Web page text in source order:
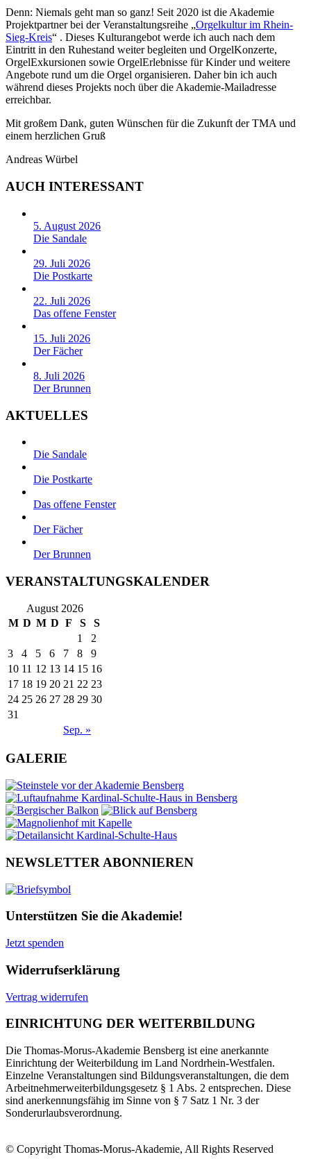
Denn: Niemals geht man so ganz! Seit 2020 ist die Akademie
Projektpartner bei der Veranstaltungsreihe „Orgelkultur im Rhein-
Sieg-Kreis“ . Dieses Kulturangebot werde ich auch nach dem
Eintritt in den Ruhestand weiter begleiten und OrgelKonzerte,
OrgelExkursionen sowie OrgelErlebnisse für Kinder und weitere
Angebote rund um die Orgel organisieren. Daher bin ich auch
während dieses Projekts noch über die Akademie-Mailadresse
erreichbar.
Mit großem Dank, guten Wünschen für die Zukunft der TMA und
einem herzlichen Gruß
Andreas Würbel
AUCH INTERESSANT
5. August 2026
Die Sandale
29. Juli 2026
Die Postkarte
22. Juli 2026
Das offene Fenster
15. Juli 2026
Der Fächer
8. Juli 2026
Der Brunnen
AKTUELLES
Die Sandale
Die Postkarte
Das offene Fenster
Der Fächer
Der Brunnen
VERANSTALTUNGSKALENDER
August 2026
M D M D F S S
Sep. »
1
2
3
4 5 6 7 8
9
10 11 12 13 14 15 16
17 18 19 20 21 22 23
24 25 26 27 28 29 30
31
GALERIE
NEWSLETTER ABONNIEREN
Unterstützen Sie die Akademie!
Jetzt spenden
Widerrufserklärung
Vertrag widerrufen
EINRICHTUNG DER WEITERBILDUNG
Die Thomas-Morus-Akademie Bensberg ist eine anerkannte
Einrichtung der Weiterbildung im Land Nordrhein-Westfalen.
Einzelne Veranstaltungen sind Bildungsveranstaltungen, die dem
Arbeitnehmerweiterbildungsgesetz § 1 Abs. 2 entsprechen. Diese
sind anerkennungsfähig im Sinne von § 7 Satz 1 Nr. 3 der
Sonderurlaubsverordnung.
© Copyright Thomas-Morus-Akademie, All Rights Reserved